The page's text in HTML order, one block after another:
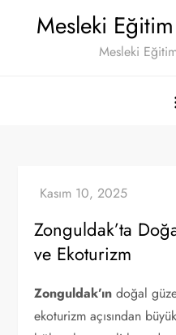
Mesleki
Mesleki
Zonguldak’ta
ve Ekoturizm
Zonguldak’ın doğal
ekoturizm açısından